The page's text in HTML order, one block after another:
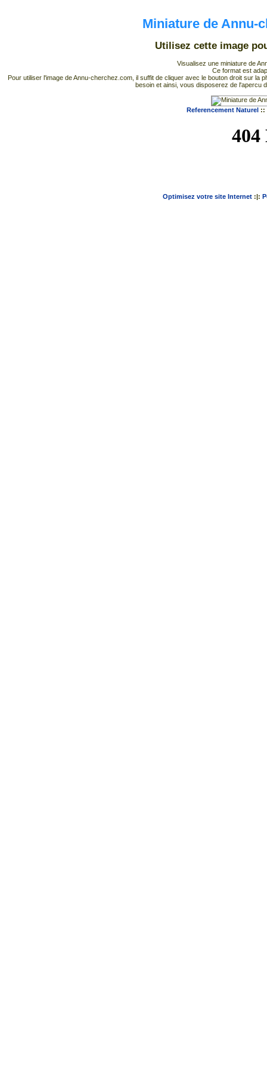
Miniature de Annu-
Utilisez cette image
Visualisez une miniature de
Ce format est
Pour utiliser l'image de Annu-cherchez.com, il suffit de cliquer avec le bouton droit sur
besoin et ainsi, vous disposerez de l'apercu
Referencement Naturel ::
Optimisez votre site Internet:|: